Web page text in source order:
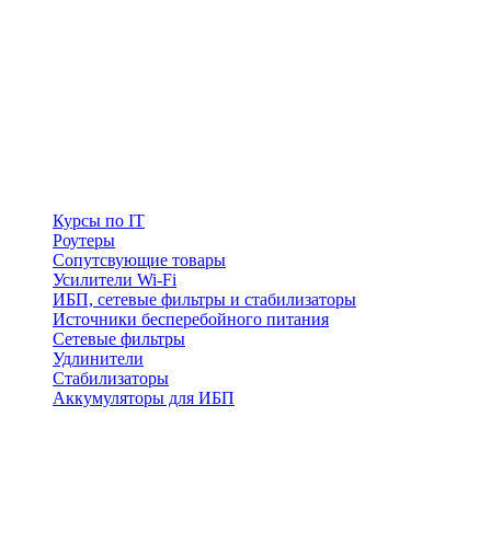
Курсы по IT
Роутеры
Сопутсвующие товары
Усилители Wi-Fi
ИБП, сетевые фильтры и стабилизаторы
Источники бесперебойного питания
Сетевые фильтры
Удлинители
Стабилизаторы
Аккумуляторы для ИБП